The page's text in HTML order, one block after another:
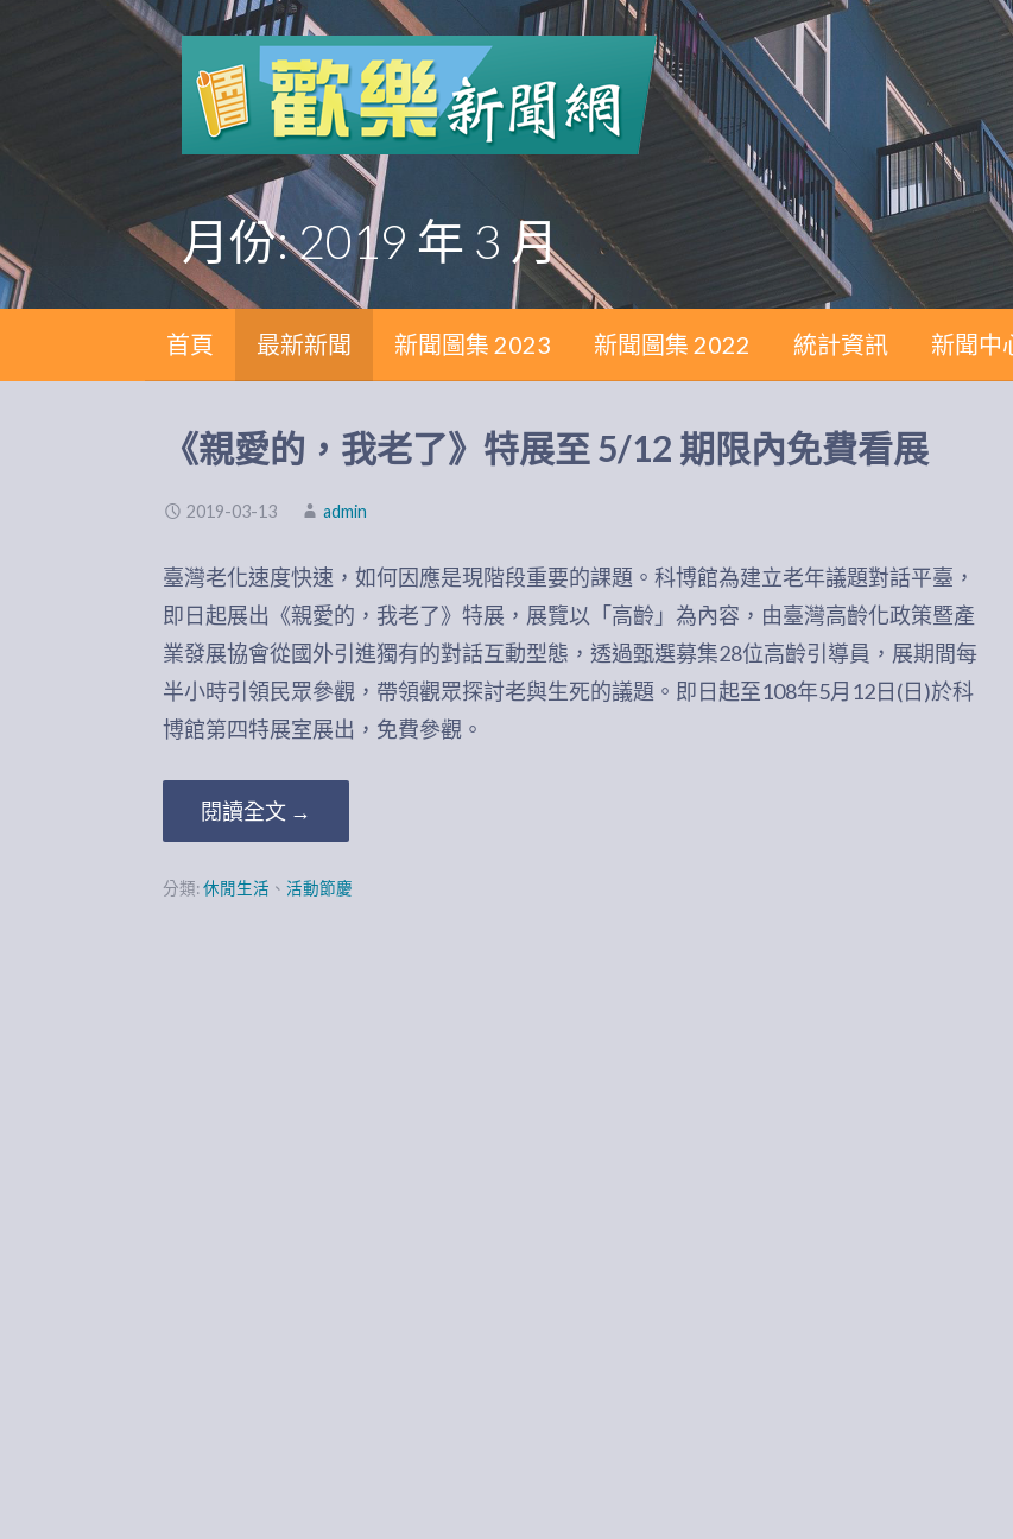
月份: 2019 年 3 月
首頁 最新新聞 新聞圖集 2023 新聞圖集 2022 統計資訊 新聞中
《親愛的，我老了》特展至 5/12 期限內免費看展
2019-03-13 admin
臺灣老化速度快速，如何因應是現階段重要的課題。科博館為建立老年議題對話平臺，
即日起展出《親愛的，我老了》特展，展覽以「高齡」為內容，由臺灣高齡化政策暨產
業發展協會從國外引進獨有的對話互動型態，透過甄選募集28位高齡引導員，展期間每
半小時引領民眾參觀，帶領觀眾探討老與生死的議題。即日起至108年5月12日(日)於科
博館第四特展室展出，免費參觀。
閱讀全文 →
分類:休閒生活 、活動節慶